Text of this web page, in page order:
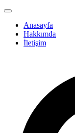
Anasayfa
Hakkımda
İletişim